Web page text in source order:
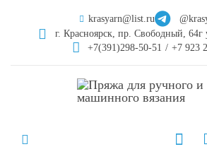
krasyarn@list.ru
г. Красноярск, пр. Свободный, 64г
+7(391)298-50-51 / +7 923